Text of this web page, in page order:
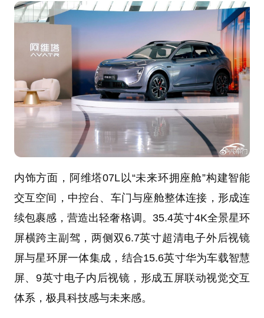
内饰方面，阿维塔07L以“未来环拥座舱”构建智能
交互空间，中控台、车门与座舱整体连接，形成连
续包裹感，营造出轻奢格调。35.4英寸4K全景星环
屏横跨主副驾，两侧双6.7英寸超清电子外后视镜
屏与星环屏一体集成，结合15.6英寸华为车载智慧
屏、9英寸电子内后视镜，形成五屏联动视觉交互
体系，极具科技感与未来感。